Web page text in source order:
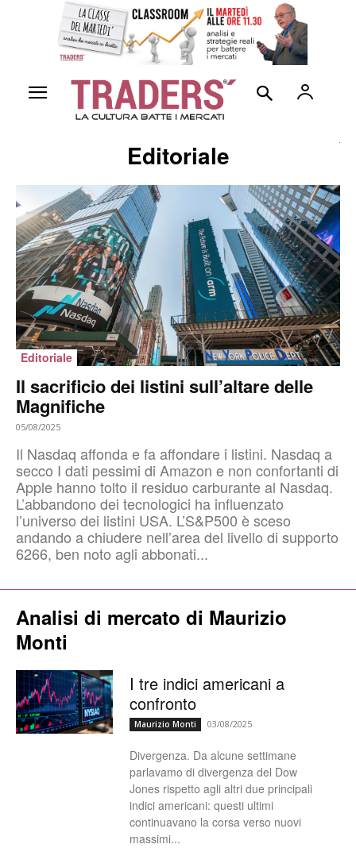
Editoriale
Editoriale
Il sacrificio dei listini sull’altare delle
Magnifiche
05/08/2025
Il Nasdaq affonda e fa affondare i listini. Nasdaq a
secco I dati pessimi di Amazon e non confortanti di
Apple hanno tolto il residuo carburante al Nasdaq.
L’abbandono dei tecnologici ha influenzato
l’universo dei listini USA. L’S&P500 è sceso
andando a chiudere nell’area del livello di supporto
6266, ben noto agli abbonati...
Analisi di mercato di Maurizio
Monti
I tre indici americani a
confronto
Maurizio Monti 03/08/2025
Divergenza. Da alcune settimane
parlavamo di divergenza del Dow
Jones rispetto agli altri due principali
indici americani: questi ultimi
continuavano la corsa verso nuovi
massimi...